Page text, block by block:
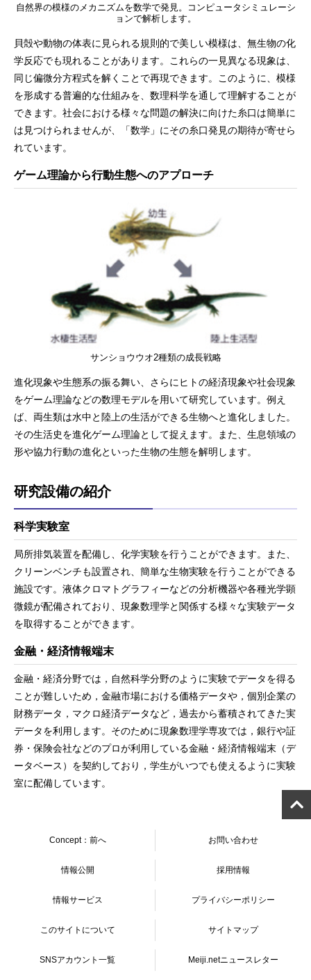
自然界の模様のメカニズムを数学で発見。コンピュータシミュレーシ
ョンで解析します。
貝殻や動物の体表に見られる規則的で美しい模様は、無生物の化
学反応でも現れることがあります。これらの一見異なる現象は、
同じ偏微分方程式を解くことで再現できます。このように、模様
を形成する普遍的な仕組みを、数理科学を通して理解することが
できます。社会における様々な問題の解決に向けた糸口は簡単に
は見つけられませんが、「数学」にその糸口発見の期待が寄せら
れています。
ゲーム理論から行動生態へのアプローチ
サンショウウオ2種類の成長戦略
進化現象や生態系の振る舞い、さらにヒトの経済現象や社会現象
をゲーム理論などの数理モデルを用いて研究しています。例え
ば、両生類は水中と陸上の生活ができる生物へと進化しました。
その生活史を進化ゲーム理論として捉えます。また、生息領域の
形や協力行動の進化といった生物の生態を解明します。
研究設備の紹介
科学実験室
局所排気装置を配備し、化学実験を行うことができます。また、
クリーンベンチも設置され、簡単な生物実験を行うことができる
施設です。液体クロマトグラフィーなどの分析機器や各種光学顕
微鏡が配備されており、現象数理学と関係する様々な実験データ
を取得することができます。
金融・経済情報端末
金融・経済分野では，自然科学分野のように実験でデータを得る
ことが難しいため，金融市場における価格データや，個別企業の
財務データ，マクロ経済データなど，過去から蓄積されてきた実
データを利用します。そのために現象数理学専攻では，銀行や証
券・保険会社などのプロが利用している金融・経済情報端末（デ
ータベース）を契約しており，学生がいつでも使えるように実験
室に配備しています。
Concept：前へ お問い合わせ
情報公開 採用情報
情報サービス プライバシーポリシー
このサイトについて サイトマップ
SNSアカウント一覧 Meiji.netニュースレター